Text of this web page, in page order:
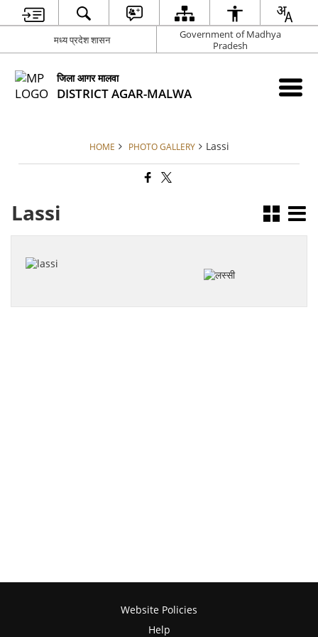
मध्य प्रदेश शासन
Government of Madhya
Pradesh
जिला आगर मालवा
DISTRICT AGAR-MALWA
HOME PHOTO GALLERY Lassi
Lassi
Website Policies
Help